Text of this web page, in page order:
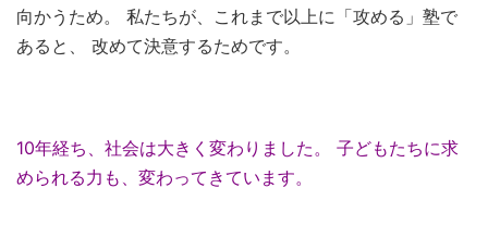
向かうため。 私たちが、これまで以上に「攻める」塾で
あると、 改めて決意するためです。
10年経ち、社会は大きく変わりました。 子どもたちに求
められる力も、変わってきています。